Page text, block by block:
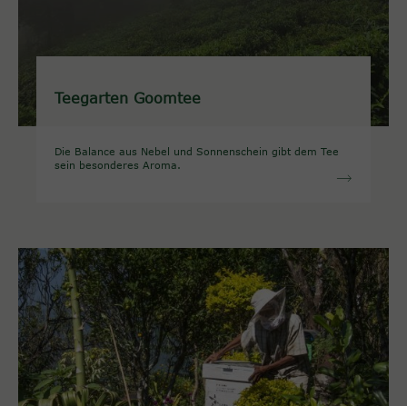
Teegarten Goomtee
Die Balance aus Nebel und Sonnenschein gibt dem Tee
sein besonderes Aroma.